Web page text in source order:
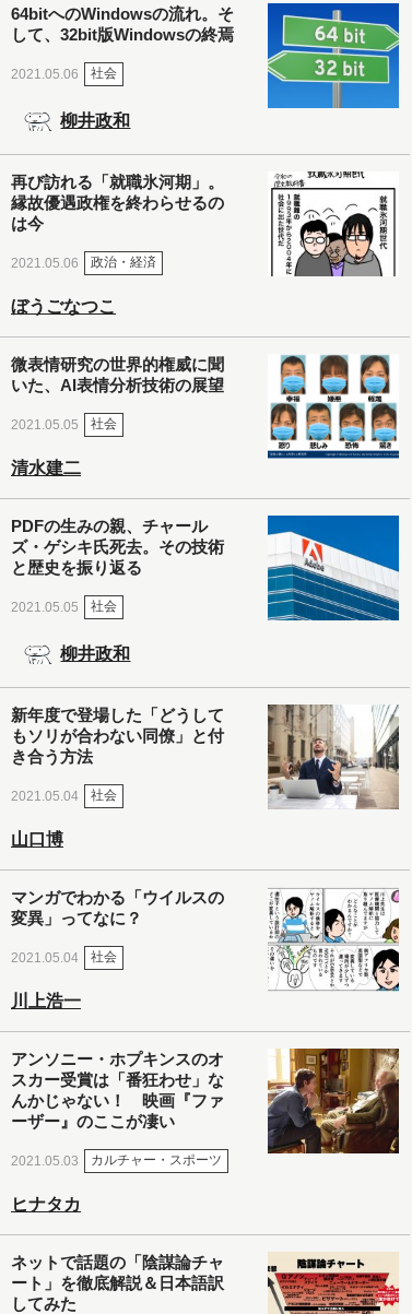
64bitへのWindowsの流れ。そ
して、32bit版Windowsの終焉
2021.05.06 社会
柳井政和
再び訪れる「就職氷河期」。
縁故優遇政権を終わらせるの
は今
2021.05.06 政治・経済
ぼうごなつこ
微表情研究の世界的権威に聞
いた、AI表情分析技術の展望
2021.05.05 社会
清水建二
PDFの生みの親、チャール
ズ・ゲシキ氏死去。その技術
と歴史を振り返る
2021.05.05 社会
柳井政和
新年度で登場した「どうして
もソリが合わない同僚」と付
き合う方法
2021.05.04 社会
山口博
マンガでわかる「ウイルスの
変異」ってなに？
2021.05.04 社会
川上浩一
アンソニー・ホプキンスのオ
スカー受賞は「番狂わせ」な
んかじゃない！ 映画『ファ
ーザー』のここが凄い
2021.05.03 カルチャー・スポーツ
ヒナタカ
ネットで話題の「陰謀論チャ
ート」を徹底解説＆日本語訳
してみた